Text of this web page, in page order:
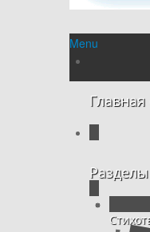
Menu
Разделы